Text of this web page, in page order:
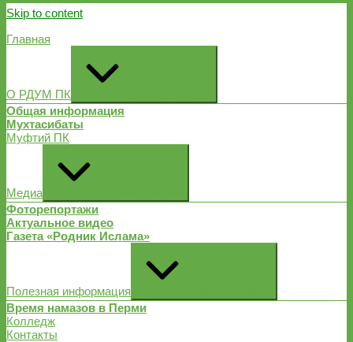
Skip to content
Главная
О РДУМ ПК
Общая информация
Мухтасибаты
Муфтий ПК
Медиа
Фоторепортажи
Актуальное видео
Газета «Родник Ислама»
Полезная информация
Время намазов в Перми
Колледж
Контакты